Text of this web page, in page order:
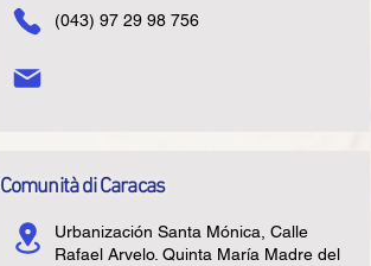
(043) 97 29 98 756
Comunità di Caracas
Urbanización Santa Mónica, Calle
Rafael Arvelo. Quinta María Madre del